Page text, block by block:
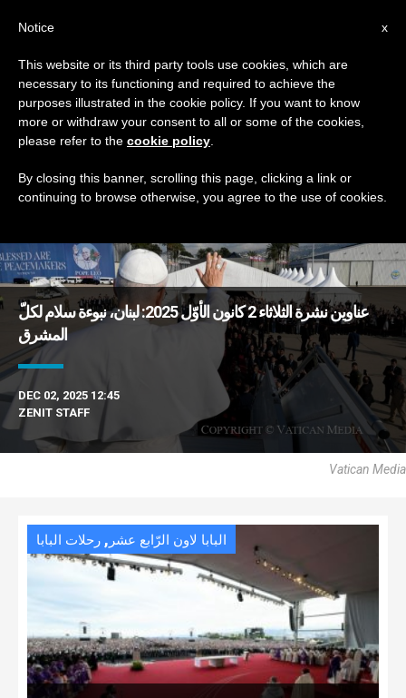
DAY
December 2nd, 2025
DERNIÈRES NOUVELLES
عناوين نشرة الثلاثاء 2 كانون الأوّل 2025: لبنان، نبوءة سلام لكلّ
المشرق
DEC 02, 2025 12:45
ZENIT STAFF
Vatican Media
البابا لاون الرّابع عشر , رحلات البابا
x
Notice
This website or its third party tools use cookies, which are
necessary to its functioning and required to achieve the
purposes illustrated in the cookie policy. If you want to know
more or withdraw your consent to all or some of the cookies,
please refer to the cookie policy
By closing this banner, scrolling this page, clicking a link or
continuing to browse otherwise, you agree to the use of cookies.